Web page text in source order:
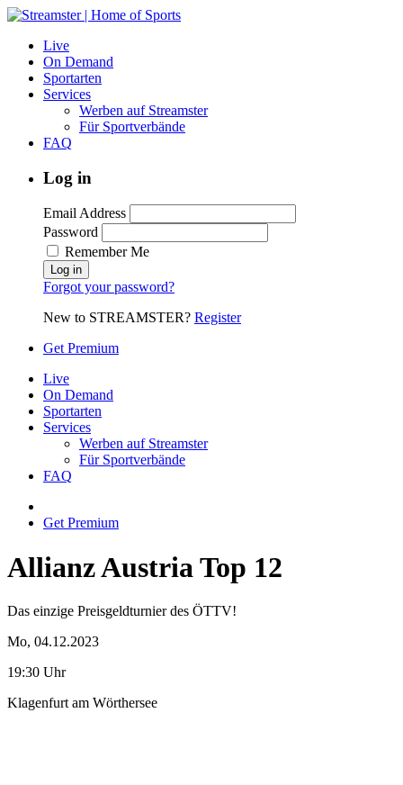
Live
On Demand
Sportarten
Services
Werben auf Streamster
Für Sportverbände
FAQ
Log in
Email Address
Password
Remember Me
Forgot your password?
New to STREAMSTER? Register
Get Premium
Live
On Demand
Sportarten
Services
Werben auf Streamster
Für Sportverbände
FAQ
Get Premium
Allianz Austria Top 12
Das einzige Preisgeldturnier des ÖTTV!
Mo, 04.12.2023
19:30 Uhr
Klagenfurt am Wörthersee